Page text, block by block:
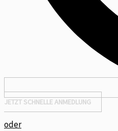
JETZT SCHNELLE ANMEDLUNG
oder